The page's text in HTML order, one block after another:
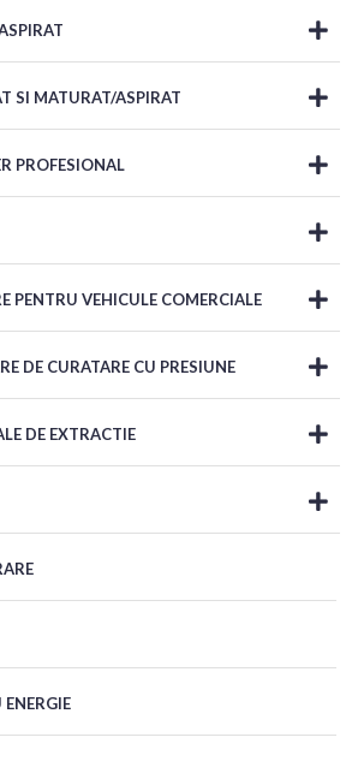
SI MATURAT/ASPIRAT
PROFESIONAL
PENTRU VEHICULE COMERCIALE
DE CURATARE CU PRESIUNE
DE EXTRACTIE